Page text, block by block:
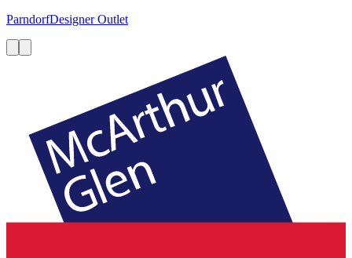
ParndorfDesigner Outlet